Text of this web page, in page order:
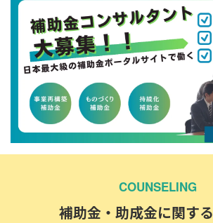
COUNSELING
補助金・助成金に関す